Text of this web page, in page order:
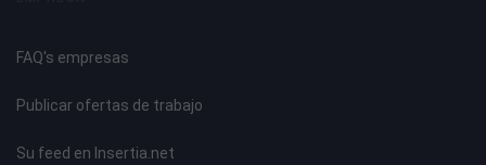
FAQ's empresas
Publicar ofertas de trabajo
Su feed en Insertia.net